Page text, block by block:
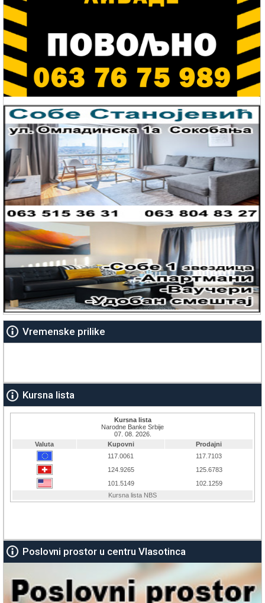
Vremenske prilike
Kursna lista
Poslovni prostor u centru Vlasotinca